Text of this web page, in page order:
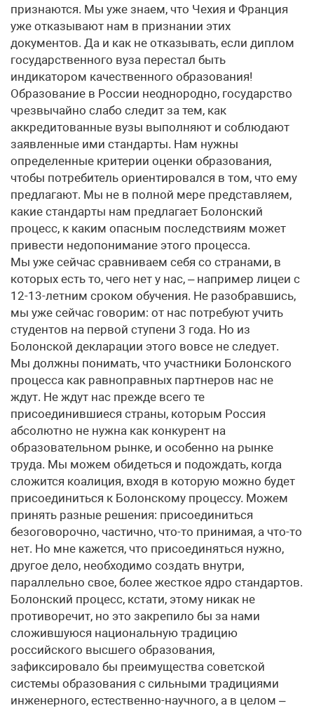
признаются. Мы уже знаем, что Чехия и Франция
уже отказывают нам в признании этих
документов. Да и как не отказывать, если диплом
государственного вуза перестал быть
индикатором качественного образования!
Образование в России неоднородно, государство
чрезвычайно слабо следит за тем, как
аккредитованные вузы выполняют и соблюдают
заявленные ими стандарты. Нам нужны
определенные критерии оценки образования,
чтобы потребитель ориентировался в том, что ему
предлагают. Мы не в полной мере представляем,
какие стандарты нам предлагает Болонский
процесс, к каким опасным последствиям может
привести недопонимание этого процесса.
Мы уже сейчас сравниваем себя со странами, в
которых есть то, чего нет у нас, – например лицеи с
12-13-летним сроком обучения. Не разобравшись,
мы уже сейчас говорим: от нас потребуют учить
студентов на первой ступени 3 года. Но из
Болонской декларации этого вовсе не следует.
Мы должны понимать, что участники Болонского
процесса как равноправных партнеров нас не
ждут. Не ждут нас прежде всего те
присоединившиеся страны, которым Россия
абсолютно не нужна как конкурент на
образовательном рынке, и особенно на рынке
труда. Мы можем обидеться и подождать, когда
сложится коалиция, входя в которую можно будет
присоединиться к Болонскому процессу. Можем
принять разные решения: присоединиться
безоговорочно, частично, что-то принимая, а что-то
нет. Но мне кажется, что присоединяться нужно,
другое дело, необходимо создать внутри,
параллельно свое, более жесткое ядро стандартов.
Болонский процесс, кстати, этому никак не
противоречит, но это закрепило бы за нами
сложившуюся национальную традицию
российского высшего образования,
зафиксировало бы преимущества советской
системы образования с сильными традициями
инженерного, естественно-научного, а в целом –